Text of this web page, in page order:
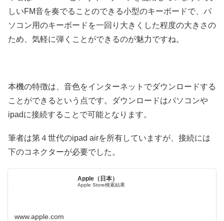
しいFM音を奏でることのできる小型のキーボードで、パ
ソコン用のキーボードを一回り大きくした程度の大きさの
ため、気軽に弾くことができるのが魅力ですね。
本機の特徴は、音色をインターネットでダウンロードする
ことができるという点です。ダウンロードはパソコンや
ipadに接続することで可能となります。
筆者は第４世代のipad airを所有していますが、接続には
下のコネクターが必要でした。
Apple（日本）
Apple Store検索結果
www.apple.com